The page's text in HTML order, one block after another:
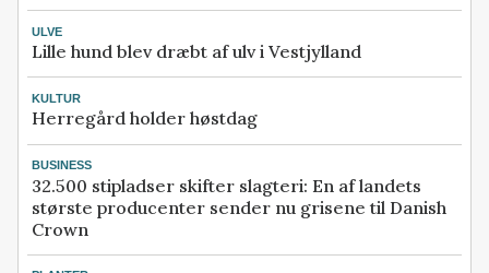
ULVE
Lille hund blev dræbt af ulv i Vestjylland
KULTUR
Herregård holder høstdag
BUSINESS
32.500 stipladser skifter slagteri: En af landets
største producenter sender nu grisene til Danish
Crown